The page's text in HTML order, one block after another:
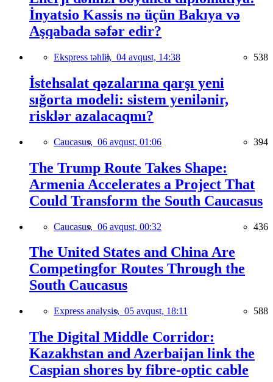
İnyatsio Kassis nə üçün Bakıya və
Aşqabada səfər edir?
Ekspress təhlil, 04 avqust, 14:38 538
İstehsalat qəzalarına qarşı yeni
sığorta modeli: sistem yenilənir,
risklər azalacaqmı?
Caucasus, 06 avqust, 01:06 394
The Trump Route Takes Shape:
Armenia Accelerates a Project That
Could Transform the South Caucasus
Caucasus, 06 avqust, 00:32 436
The United States and China Are
Competingfor Routes Through the
South Caucasus
Express analysis, 05 avqust, 18:11 588
The Digital Middle Corridor:
Kazakhstan and Azerbaijan link the
Caspian shores by fibre-optic cable